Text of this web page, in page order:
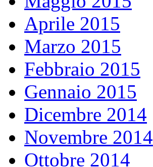
Aprile 2015
Marzo 2015
Febbraio 2015
Gennaio 2015
Dicembre 2014
Novembre 2014
Ottobre 2014